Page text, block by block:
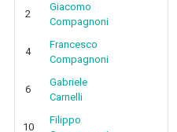
2
Giacomo
Compagnoni
4
Francesco
Compagnoni
6
Gabriele
Carnelli
10
Filippo